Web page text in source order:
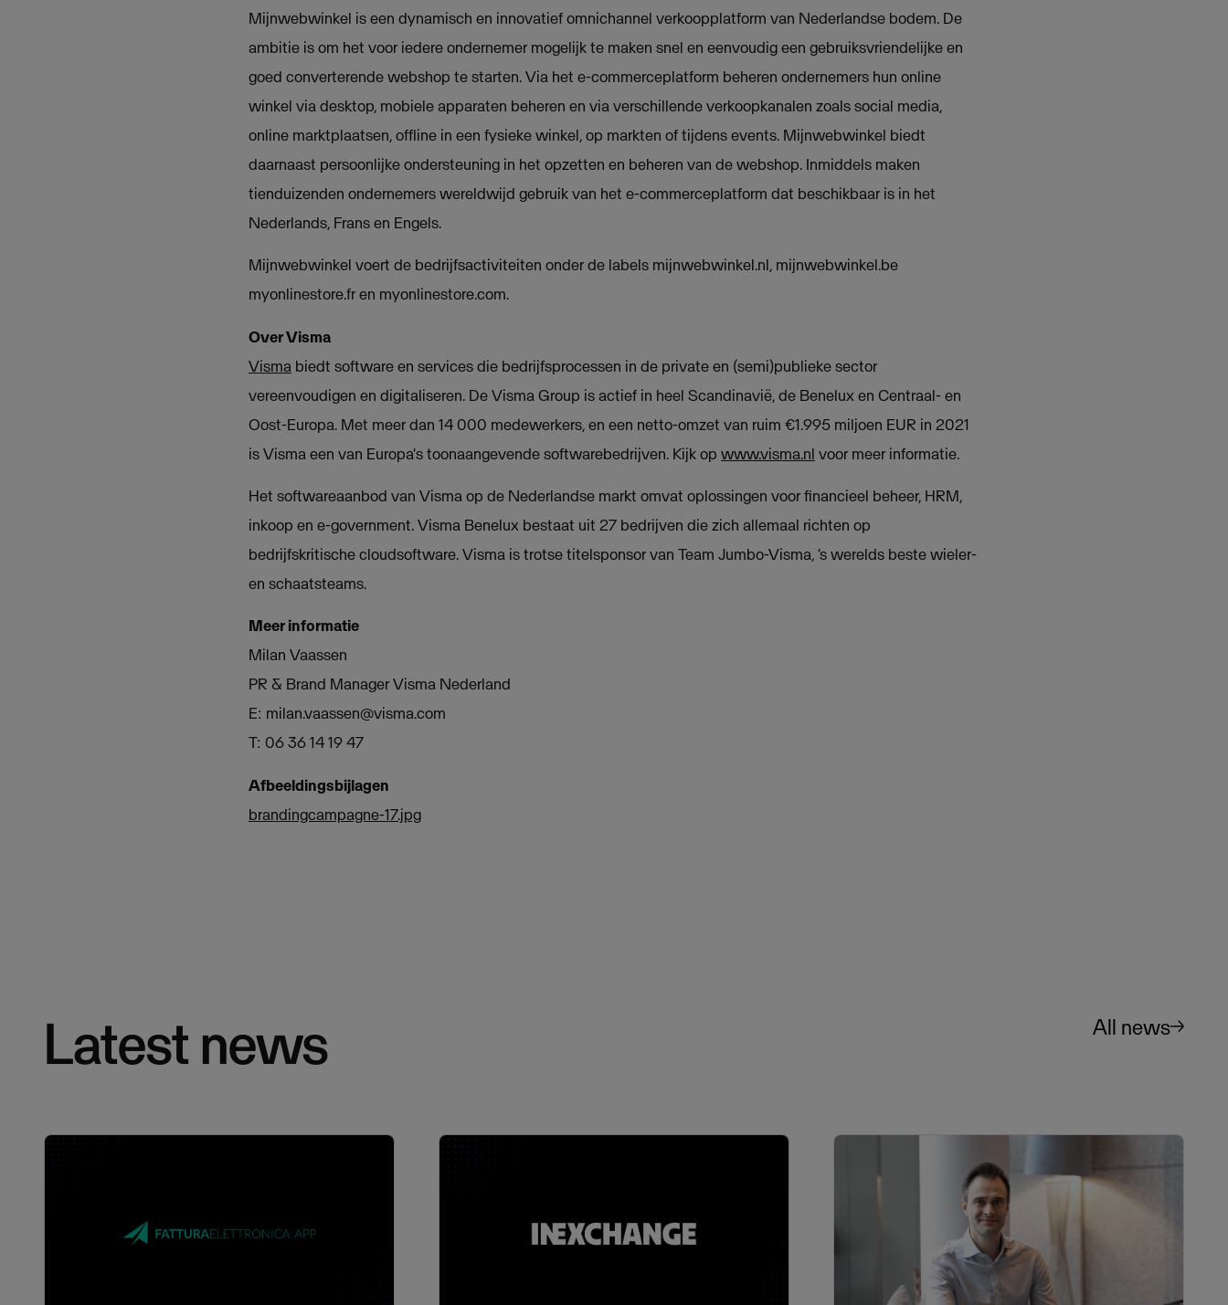
Mijnwebwinkel is een dynamisch en innovatief omnichannel verkoopplatform van Nederlandse bodem. De
ambitie is om het voor iedere ondernemer mogelijk te maken snel en eenvoudig een gebruiksvriendelijke en
goed converterende webshop te starten. Via het e-commerceplatform beheren ondernemers hun online
winkel via desktop, mobiele apparaten beheren en via verschillende verkoopkanalen zoals social media,
online marktplaatsen, offline in een fysieke winkel, op markten of tijdens events. Mijnwebwinkel biedt
daarnaast persoonlijke ondersteuning in het opzetten en beheren van de webshop. Inmiddels maken
tienduizenden ondernemers wereldwijd gebruik van het e-commerceplatform dat beschikbaar is in het
Nederlands, Frans en Engels.
Mijnwebwinkel voert de bedrijfsactiviteiten onder de labels mijnwebwinkel.nl, mijnwebwinkel.be
myonlinestore.fr en myonlinestore.com.
Over Visma
Visma biedt software en services die bedrijfsprocessen in de private en (semi)publieke sector
vereenvoudigen en digitaliseren. De Visma Group is actief in heel Scandinavië, de Benelux en Centraal- en
Oost-Europa. Met meer dan 14 000 medewerkers, en een netto-omzet van ruim €1.995 miljoen EUR in 2021
is Visma een van Europa's toonaangevende softwarebedrijven. Kijk op www.visma.nl voor meer informatie.
Het softwareaanbod van Visma op de Nederlandse markt omvat oplossingen voor financieel beheer, HRM,
inkoop en e-government. Visma Benelux bestaat uit 27 bedrijven die zich allemaal richten op
bedrijfskritische cloudsoftware. Visma is trotse titelsponsor van Team Jumbo-Visma, ‘s werelds beste wieler-
en schaatsteams.
Meer informatie
Milan Vaassen
PR & Brand Manager Visma Nederland
E: milan.vaassen@visma.com
T: 06 36 14 19 47
Afbeeldingsbijlagen
brandingcampagne-17.jpg
Latest news All news